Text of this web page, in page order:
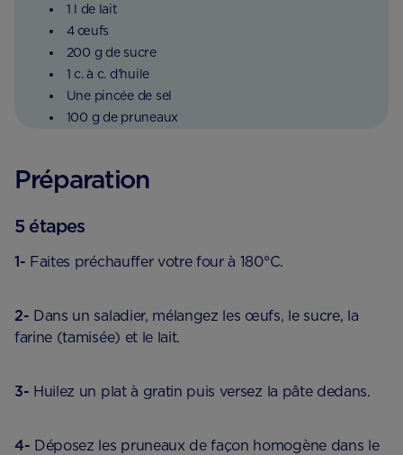
1 l de lait
4 œufs
200 g de sucre
1 c. à c. d’huile
Une pincée de sel
100 g de pruneaux
Préparation
5 étapes
1- Faites préchauffer votre four à 180°C.
2- Dans un saladier, mélangez les œufs, le sucre, la
farine (tamisée) et le lait.
3- Huilez un plat à gratin puis versez la pâte dedans.
4- Déposez les pruneaux de façon homogène dans le